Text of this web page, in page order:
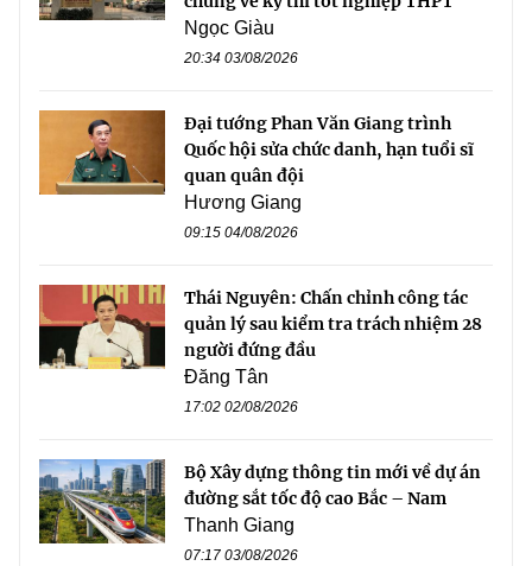
Ngọc Giàu
20:34 03/08/2026
Đại tướng Phan Văn Giang trình
Quốc hội sửa chức danh, hạn tuổi sĩ
quan quân đội
Hương Giang
09:15 04/08/2026
Thái Nguyên: Chấn chỉnh công tác
quản lý sau kiểm tra trách nhiệm 28
người đứng đầu
Đăng Tân
17:02 02/08/2026
Bộ Xây dựng thông tin mới về dự án
đường sắt tốc độ cao Bắc – Nam
Thanh Giang
07:17 03/08/2026